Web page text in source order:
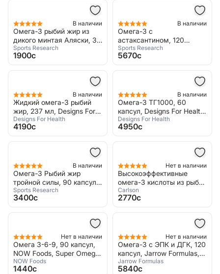
В наличии
Омега-3 рыбий жир из
дикого минтая Аляски, 30
капсул, Alaskan Omega-3
Sports Research
1900c
В наличии
Омега-3 с
астаксантином, 120
капсул, Sports Research,
Total Omega-3
Sports Research
5670c
В наличии
Жидкий омега-3 рыбий
жир, 237 мл, Designs For
Health, OmegAvail Liquid
Designs For Health
4190c
В наличии
Омега-3 ТГ1000, 60
капсул, Designs For Health,
OmegAvail TG1000
Designs For Health
4950c
В наличии
Омега-3 Рыбий жир
тройной силы, 90 капсул,
Sports Research, Omega 3
Fish Oil Triple strenght
Sports Research
3400c
Нет в наличии
Высокоэффективные
омега-3 кислоты из рыбы
дикого улова, 100 + 30
капсул, Carlson, Omega 3
Super
Carlson
2770c
Нет в наличии
Омега 3-6-9, 90 капсул,
NOW Foods, Super Omega-
3-6-9
NOW Foods
1440c
Нет в наличии
Омега-3 с ЭПК и ДГК, 120
капсул, Jarrow Formulas,
Fish Oil EPA-DHA Balance
Jarrow Formulas
5840c